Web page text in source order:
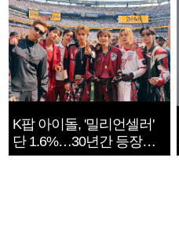
K팝 아이돌, '밀리언셀러'
단 1.6%…30년간 등장
1182개팀 전수조사